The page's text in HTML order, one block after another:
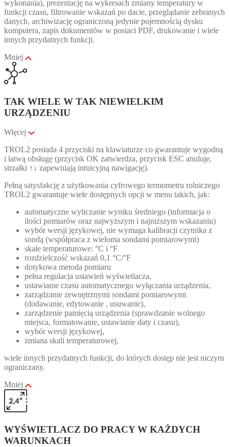
wykonania), prezentację na wykresach zmiany temperatury w
funkcji czasu, filtrowanie wskazań po dacie, przeglądanie zebranych
danych, archiwizację ograniczoną jedynie pojemnością dysku
komputera, zapis dokumentów w postaci PDF, drukowanie i wiele
innych przydatnych funkcji.
Mniej
TAK WIELE W TAK NIEWIELKIM
URZĄDZENIU
Więcej
TROL2 posiada 4 przyciski na klawiaturze co gwarantuje wygodną
i łatwą obsługę (przycisk OK zatwierdza, przycisk ESC anuluje,
strzałki ↑↓ zapewniają intuicyjną nawigację).
Pełną satysfakcję z użytkowania cyfrowego termometru rolniczego
TROL2 gwarantuje wiele dostępnych opcji w menu takich, jak:
automatyczne wyliczanie wyniku średniego (informacja o
ilości pomiarów oraz najwyższym i najniższym wskazaniu)
wybór wersji językowej, nie wymaga kalibracji czytnika z
sondą (współpraca z wieloma sondami pomiarowymi)
skale temperaturowe: °C i °F
rozdzielczość wskazań 0,1 °C/°F
dotykowa metoda pomiaru
pełna regulacja ustawień wyświetlacza,
ustawianie czasu automatycznego wyłączania urządzenia,
zarządzanie zewnętrznymi sondami pomiarowymi
(dodawanie, edytowanie , usuwanie),
zarządzenie pamięcią urządzenia (sprawdzanie wolnego
miejsca, formatowanie, ustawianie daty i czasu),
wybór wersji językowej,
zmiana skali temperaturowej,
wiele innych przydatnych funkcji, do których dostęp nie jest niczym
ograniczany.
Mniej
WYŚWIETLACZ DO PRACY W KAŻDYCH
WARUNKACH